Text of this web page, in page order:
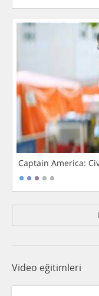
Captain America:
Video eğitimleri